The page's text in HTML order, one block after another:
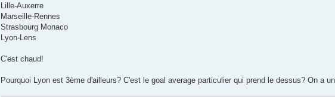
Lille-Auxerre
Marseille-Rennes
Strasbourg Monaco
Lyon-Lens
C'est chaud!
Pourquoi Lyon est 3ème d'ailleurs? C'est le goal average particulier qui prend le dessus? On a